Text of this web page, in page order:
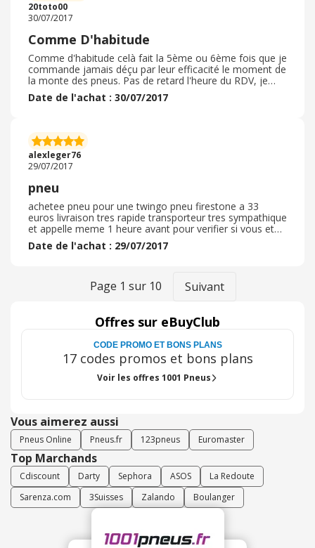
20toto00
30/07/2017
Comme D'habitude
Comme d'habitude celà fait la 5ème ou 6ème fois que je
commande jamais déçu par leur efficacité le moment de
la monte des pneus. Pas de retard l'heure du RDV, je
recommande milles et une fois ce marchand.
Date de l'achat : 30/07/2017
alexleger76
29/07/2017
pneu
achetee pneu pour une twingo pneu firestone a 33
euros livraison tres rapide transporteur tres sympathique
et appelle meme 1 heure avant pour verifier si vous etes
la ou pas au cas ou il faudrait livrer ailleurs impec
Date de l'achat : 29/07/2017
Page 1 sur 10 Suivant
Offres sur eBuyClub
CODE PROMO ET BONS PLANS
17 codes promos et bons plans
Voir les offres 1001 Pneus
Vous aimerez aussi
Pneus Online Pneus.fr 123pneus Euromaster
Top Marchands
Cdiscount Darty Sephora ASOS
La Redoute
Sarenza.com
3Suisses Zalando Boulanger